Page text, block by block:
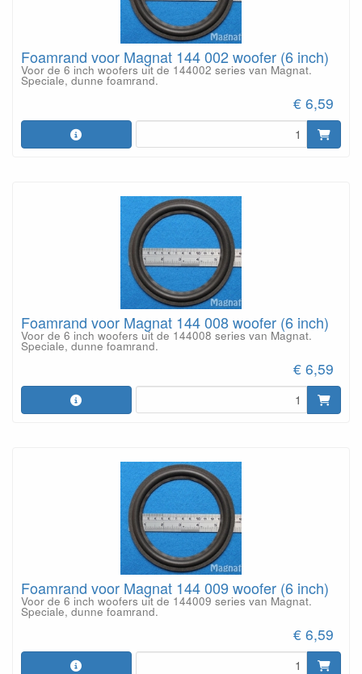
Foamrand voor Magnat 144 002 woofer (6 inch)
Voor de 6 inch woofers uit de 144002 series van Magnat.
Speciale, dunne foamrand.
€ 6,59
Foamrand voor Magnat 144 008 woofer (6 inch)
Voor de 6 inch woofers uit de 144008 series van Magnat.
Speciale, dunne foamrand.
€ 6,59
Foamrand voor Magnat 144 009 woofer (6 inch)
Voor de 6 inch woofers uit de 144009 series van Magnat.
Speciale, dunne foamrand.
€ 6,59